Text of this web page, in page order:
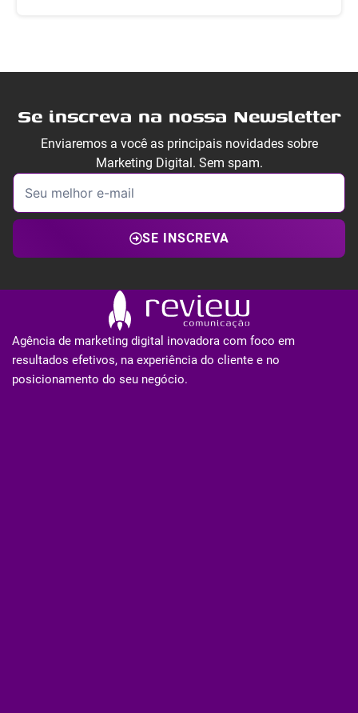
Se inscreva na nossa Newsletter
Enviaremos a você as principais novidades sobre
Marketing Digital. Sem spam.
SE INSCREVA
Agência de marketing digital inovadora com foco em
resultados efetivos, na experiência do cliente e no
posicionamento do seu negócio.